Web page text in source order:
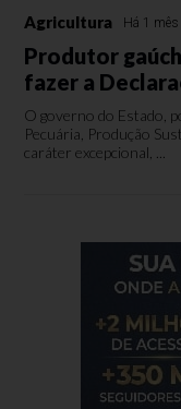
Agricultura Há 1 mês
Produtor
fazer a
O governo do Estado,
Pecuária, Produção
caráter excepcional, ...